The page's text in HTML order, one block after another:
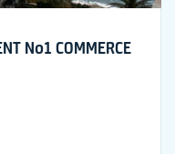
No1 COMMERCE